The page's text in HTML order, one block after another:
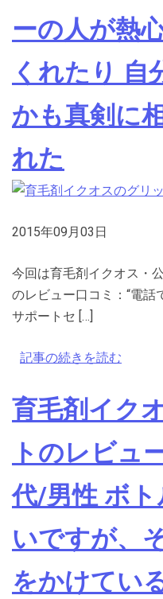
ーの人が熱
くれたり 自
かも真剣に
れた
2015年09月03日
今回は育毛剤イクオス・
のレビュー口コミ：“電話
サポートセ […]
記事の続きを読む
育毛剤イク
トのレビュ
代/男性 ボ
いですが、
をかけてい